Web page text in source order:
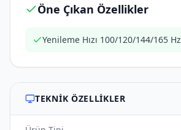
Öne Çıkan Özellikler
Yenileme Hızı 100/120/144/165 Hz
TEKNIK ÖZELLIKLER